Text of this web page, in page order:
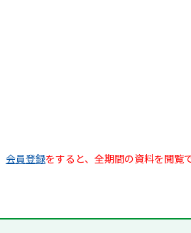
会員登録をすると、全期間の資料を閲覧